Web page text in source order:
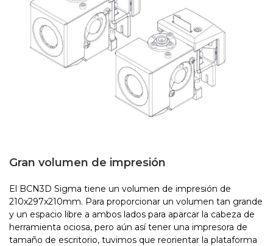
Gran volumen de impresión
El BCN3D Sigma tiene un volumen de impresión de
210x297x210mm. Para proporcionar un volumen tan grande
y un espacio libre a ambos lados para aparcar la cabeza de
herramienta ociosa, pero aún así tener una impresora de
tamaño de escritorio, tuvimos que reorientar la plataforma